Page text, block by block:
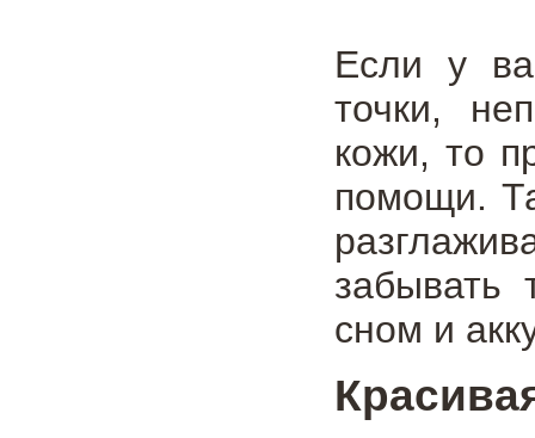
Если у
точки,
кожи, то
помощи.
забывать
сном и